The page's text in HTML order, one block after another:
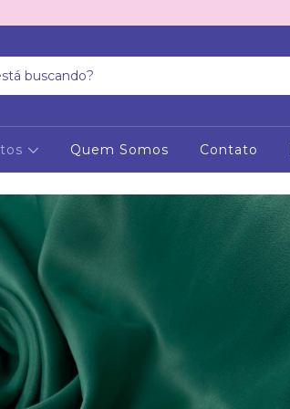
Quem Somos Contato